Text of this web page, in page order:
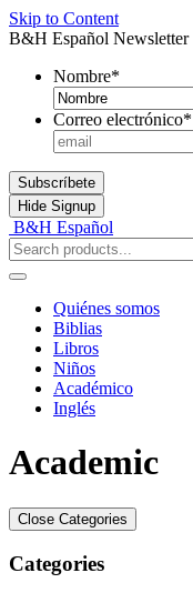
Skip to Content
B&H Español Newsletter
Nombre*
Correo electrónico*
Subscríbete
Hide Signup
B&H Español
Quiénes somos
Biblias
Libros
Niños
Académico
Inglés
Academic
Close Categories
Categories